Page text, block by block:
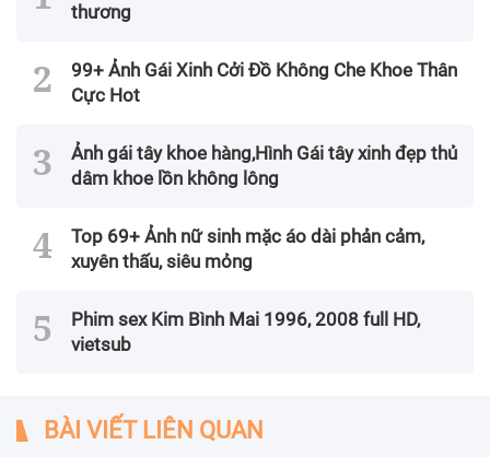
thương
99+ Ảnh Gái Xinh Cởi Đồ Không Che Khoe Thân
Cực Hot
Ảnh gái tây khoe hàng,Hình Gái tây xinh đẹp thủ
dâm khoe lồn không lông
Top 69+ Ảnh nữ sinh mặc áo dài phản cảm,
xuyên thấu, siêu mỏng
Phim sex Kim Bình Mai 1996, 2008 full HD,
vietsub
BÀI VIẾT LIÊN QUAN